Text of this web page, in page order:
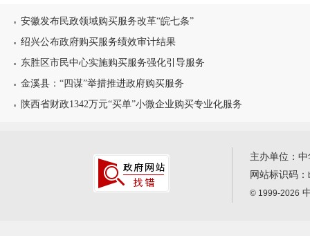
安徽发布民政领域购买服务改革“皖七条”
绍兴公布政府购买服务绩效审计结果
东胜区市民中心实施购买服务强化引导服务
金溪县：“四谋”举措推进政府购买服务
陕西省财政1342万元“买单”小微企业购买专业化服务
主办单位：
网站标识码：
© 1999-2026